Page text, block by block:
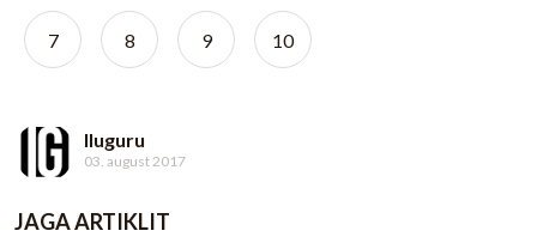
7 8 9 10
Iluguru
03. august 2017
JAGA ARTIKLIT